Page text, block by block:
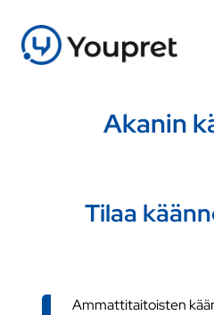
Akanin
Tilaa
Ammattitaitoisten